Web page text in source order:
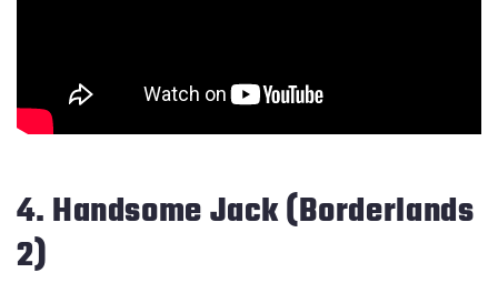
4. Handsome Jack (Borderlands
2)